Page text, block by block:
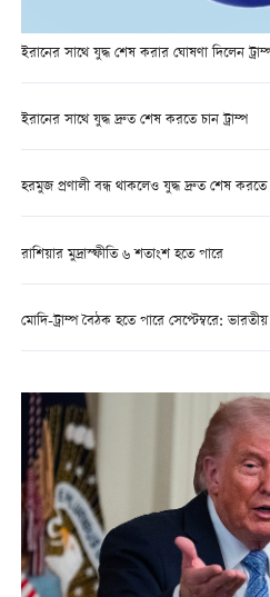
ইরানের সাথে যুদ্ধ শেষ করার ঘোষণা দিলেন
ইরানের সাথে যুদ্ধ দ্রুত শেষ করতে চান ট্রাম্প
হরমুজ প্রণালী বন্ধ থাকলেও যুদ্ধ দ্রুত শেষ করতে
রাশিয়ার মুদ্রাস্ফীতি ৬ শতাংশ হতে পারে
মোদি-ট্রাম্প বৈঠক হতে পারে সেপ্টেম্বরে: